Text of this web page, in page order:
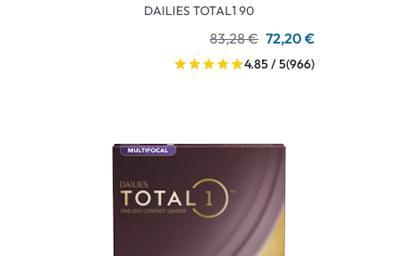
DAILIES TOTAL1 90
83,28 € 72,20 €
4.85 / 5(966)